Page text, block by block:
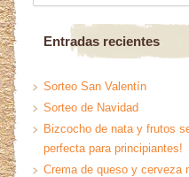
Entradas recientes
Sorteo San Valentín
Sorteo de Navidad
Bizcocho de nata y frutos
perfecta para principiantes!
Crema de queso y cerveza